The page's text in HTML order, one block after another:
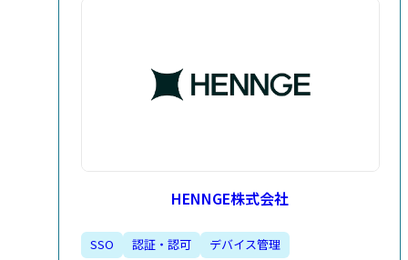
HENNGE株式会社
SSO 認証・認可 デバイス管理​